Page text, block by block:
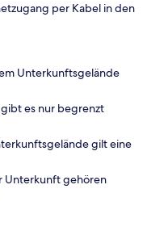
per Kabel in den
Unterkunftsgelände
es nur begrenzt
gilt eine
Unterkunft gehören